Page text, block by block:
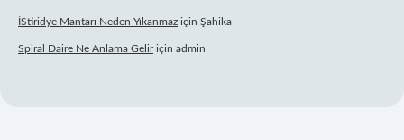
İStiridye Mantarı Neden Yıkanmaz için Şahika
Spiral Daire Ne Anlama Geliriçin admin